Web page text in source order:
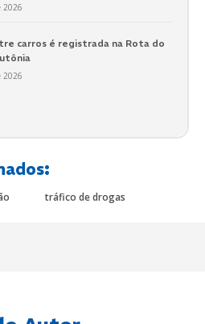
2026
carros é registrada na Rota do
2026
tráfico de drogas